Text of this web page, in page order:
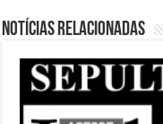
Notícias relacionadas